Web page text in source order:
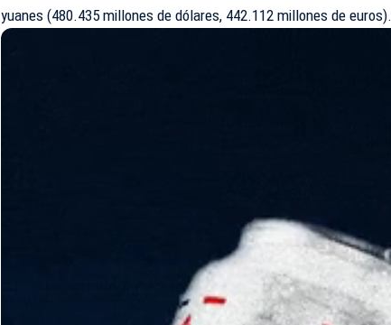
yuanes (480.435 millones de dólares, 442.112 millones de euros).